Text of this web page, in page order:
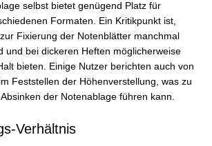
selbst bietet genügend Platz für
Formaten. Ein Kritikpunkt ist,
Fixierung der Notenblätter manchmal
und bei dickeren Heften möglicherweise
bieten. Einige Nutzer berichten auch von
Feststellen der Höhenverstellung, was zu
der Notenablage führen kann.
Verhältnis